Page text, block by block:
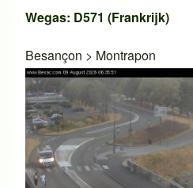
Wegas: D571 (Frankrijk)
Besançon > Montrapon